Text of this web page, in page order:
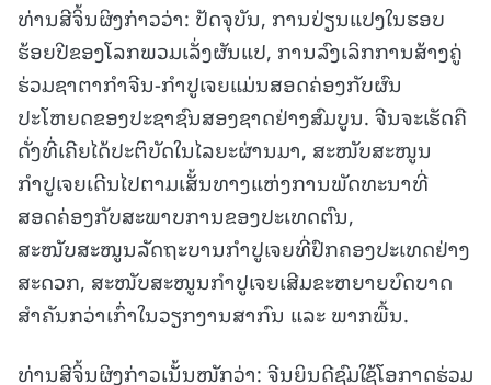
ທ່ານສີຈິ້ນຜິງກ່າວວ່າ: ປັດຈຸບັນ, ການປ່ຽນແປງໃນຮອບ
ຮ້ອຍປີຂອງໂລກພວມເລັ່ງຜັນແປ, ການລົງເລິກການສ້າງຄູ່
ຮ່ວມຊາຕາກຳຈີນ-ກຳປູເຈຍແມ່ນສອດຄ່ອງກັບຜົນ
ປະໂຫຍດຂອງປະຊາຊົນສອງຊາດຢ່າງສົມບູນ. ຈີນຈະເຮັດຄື
ດັ່ງທີ່ເຄີຍໄດ້ປະຕິບັດໃນໄລຍະຜ່ານມາ, ສະໜັບສະໜູນ
ກຳປູເຈຍເດີນໄປຕາມເສັ້ນທາງແຫ່ງການພັດທະນາທີ່
ສອດຄ່ອງກັບສະພາບການຂອງປະເທດຕົນ,
ສະໜັບສະໜູນລັດຖະບານກຳປູເຈຍທີ່ປົກຄອງປະເທດຢ່າງ
ສະດວກ, ສະໜັບສະໜູນກຳປູເຈຍເສີມຂະຫຍາຍບົດບາດ
ສຳຄັນກວ່າເກົ່າໃນວຽກງານສາກົນ ແລະ ພາກພື້ນ.
ທ່ານສີຈິ້ນຜິງກ່າວເນັ້ນໜັກວ່າ: ຈີນຍິນດີຊົມໃຊ້ໂອກາດຮ່ວມ